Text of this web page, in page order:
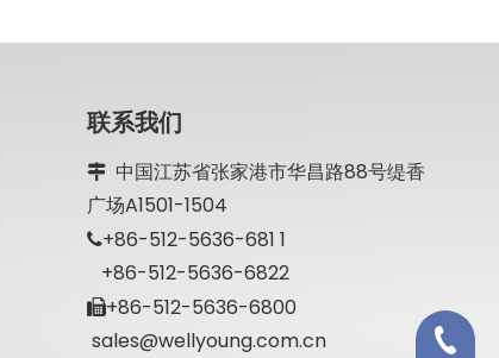
联系我们
 中国江苏省张家港市华昌路88号缇香
广场A1501-1504
+86-512-5636-681 1
+86-512-5636-6822
+86-512-5636-6800
sales@wellyoung.com.cn
+86-